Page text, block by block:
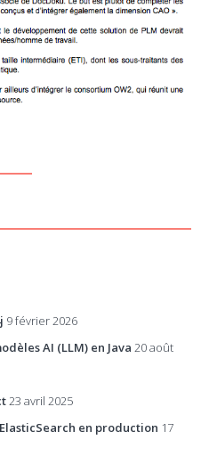
9 février 2026
AI (LLM) en Java 20 août
23 avril 2025
en production 17